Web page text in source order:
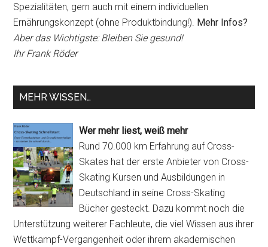
Spezialitäten, gern auch mit einem individuellen
Ernährungskonzept (ohne Produktbindung!). Mehr Infos?
Aber das Wichtigste: Bleiben Sie gesund!
Ihr Frank Röder
MEHR WISSEN…
Wer mehr liest, weiß mehr
Rund 70.000 km Erfahrung auf Cross-
Skates hat der erste Anbieter von Cross-
Skating Kursen und Ausbildungen in
Deutschland in seine Cross-Skating
Bücher gesteckt. Dazu kommt noch die
Unterstützung weiterer Fachleute, die viel Wissen aus ihrer
Wettkampf-Vergangenheit oder ihrem akademischen